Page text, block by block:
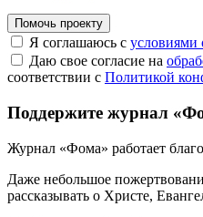
Помочь проекту
Я соглашаюсь с условиями
Даю свое согласие на
соответствии с Политикой
Поддержите журнал
Журнал «Фома» работает
Даже небольшое
рассказывать о Христе,